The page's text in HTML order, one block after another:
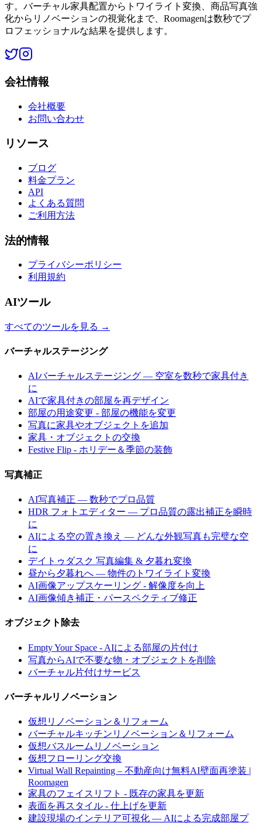
す。バーチャル家具配置からトワイライト変換、商品写真強
化からリノベーションの視覚化まで、Roomagenは数秒でプ
ロフェッショナルな結果を提供します。
会社情報
会社概要
お問い合わせ
リソース
ブログ
料金プラン
API
よくある質問
ご利用方法
法的情報
プライバシーポリシー
利用規約
AIツール
すべてのツールを見る →
バーチャルステージング
AIバーチャルステージング — 空室を数秒で家具付き
に
AIで家具付きの部屋を再デザイン
部屋の用途変更 - 部屋の機能を変更
写真に家具やオブジェクトを追加
家具・オブジェクトの交換
Festive Flip - ホリデー＆季節の装飾
写真補正
AI写真補正 — 数秒でプロ品質
HDR フォトエディター — プロ品質の露出補正を瞬時
に
AIによる空の置き換え — どんな外観写真も完璧な空
に
デイトゥダスク 写真編集 & 夕暮れ変換
昼から夕暮れへ — 物件のトワイライト変換
AI画像アップスケーリング - 解像度を向上
AI画像傾き補正・パースペクティブ修正
オブジェクト除去
Empty Your Space - AIによる部屋の片付け
写真からAIで不要な物・オブジェクトを削除
バーチャル片付けサービス
バーチャルリノベーション
仮想リノベーション＆リフォーム
バーチャルキッチンリノベーション＆リフォーム
仮想バスルームリノベーション
仮想フローリング交換
Virtual Wall Repainting – 不動産向け無料AI壁面再塗装 |
Roomagen
家具のフェイスリフト - 既存の家具を更新
表面を再スタイル - 仕上げを更新
建設現場のインテリア可視化 — AIによる完成部屋プ